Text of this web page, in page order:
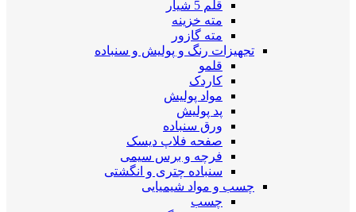
قلم 5 شیار
مته خزینه
مته گازور
تجهیزات رنگ و پولیش و سنباده
قلمو
کاردک
مواد پولیش
پد پولیش
ورق سنباده
صفحه فلاپ دیسک
فرچه و برس سیمی
سنباده چتری و انگشتی
چسب و مواد شیمیایی
چسب